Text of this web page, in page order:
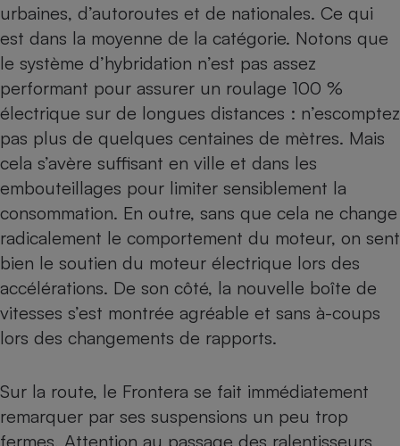
urbaines, d’autoroutes et de nationales. Ce qui
est dans la moyenne de la catégorie. Notons que
le système d’hybridation n’est pas assez
performant pour assurer un roulage 100 %
électrique sur de longues distances : n’escomptez
pas plus de quelques centaines de mètres. Mais
cela s’avère suffisant en ville et dans les
embouteillages pour limiter sensiblement la
consommation. En outre, sans que cela ne change
radicalement le comportement du moteur, on sent
bien le soutien du moteur électrique lors des
accélérations. De son côté, la nouvelle boîte de
vitesses s’est montrée agréable et sans à-coups
lors des changements de rapports.
Sur la route, le Frontera se fait immédiatement
remarquer par ses suspensions un peu trop
fermes. Attention au passage des ralentisseurs